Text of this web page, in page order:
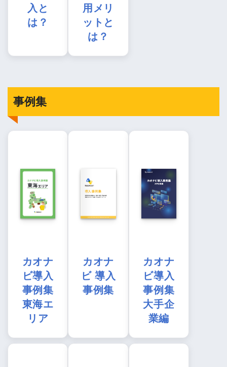
入と
は？
用メリ
ットと
は？
事例集
カオナ
ビ導入
事例集
東海エ
リア
カオナ
ビ 導入
事例集
カオナ
ビ導入
事例集
大手企
業編